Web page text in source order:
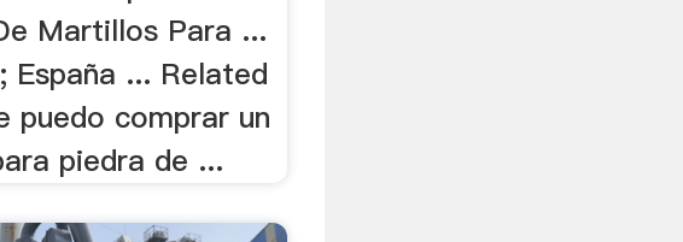
Martillos Para ...
España ... Related
puedo comprar un
piedra de ...